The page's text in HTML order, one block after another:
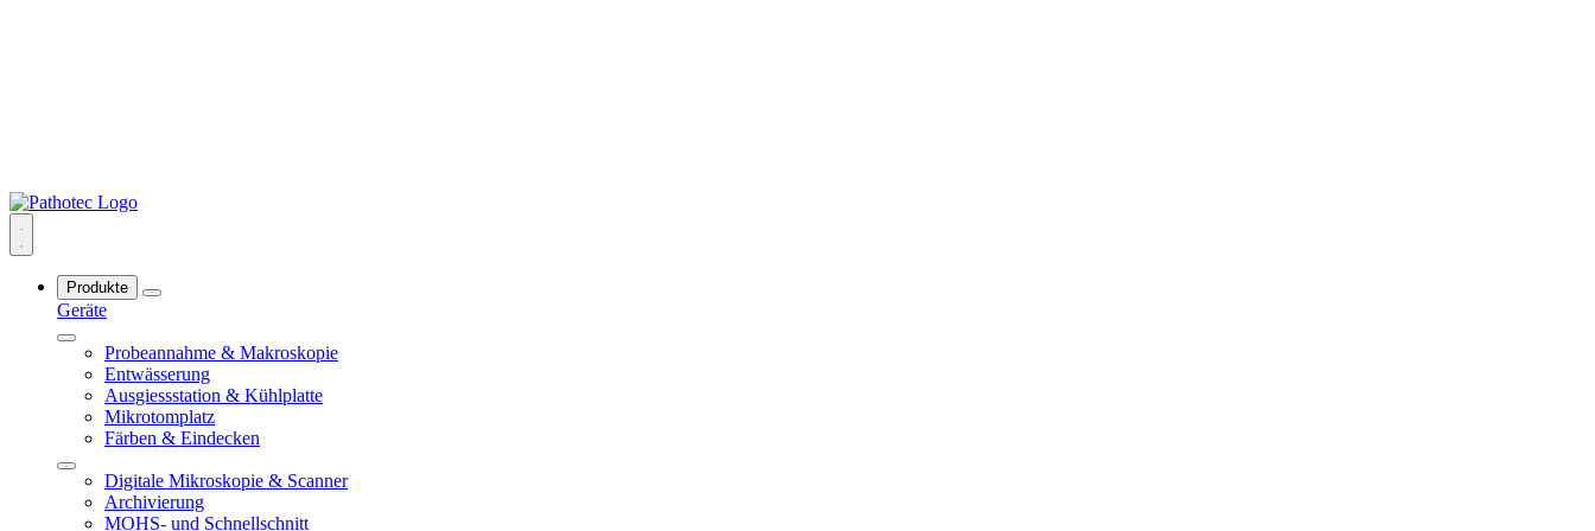
Produkte
Geräte
Probeannahme & Makroskopie
Entwässerung
Ausgiessstation & Kühlplatte
Mikrotomplatz
Färben & Eindecken
Digitale Mikroskopie & Scanner
Archivierung
MOHS- und Schnellschnitt